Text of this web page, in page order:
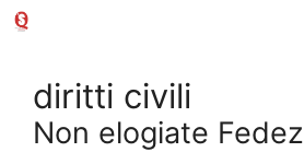
Vai
diritti civili
Non elogiate Fedez